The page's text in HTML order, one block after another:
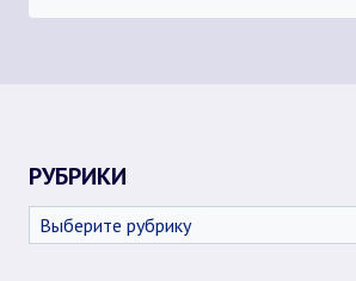
РУБРИКИ
Рубрики